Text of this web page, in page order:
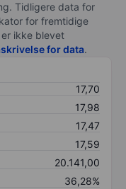
Tidligere data for
for fremtidige
ikke blevet
for data.
17,70
17,98
17,47
17,59
20.141,00
36,28%